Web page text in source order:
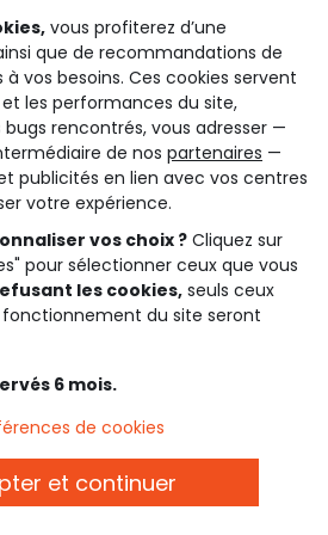
: c’est notre combo
bébé garçon . Avec des lots
être à court, des tailles
et des matières pensées pour
nuit un moment de
despyjamas légers pour
pour l'hiver
à habiller votre bout de chou
? Tape à l’Oeil a tout ce qu’il
ses rêves avec style.
par whatsapp, e-mail ou
vous profiterez d’une
que de recommandations de
vos besoins. Ces cookies servent
les performances du site,
rencontrés, vous adresser —
de nos partenaires —
publicités en lien avec vos centres
votre expérience.
vos choix ? Cliquez sur
pour sélectionner ceux que vous
les cookies,seuls ceux
fonctionnement du site seront
6 mois.
de cookies
et continuer